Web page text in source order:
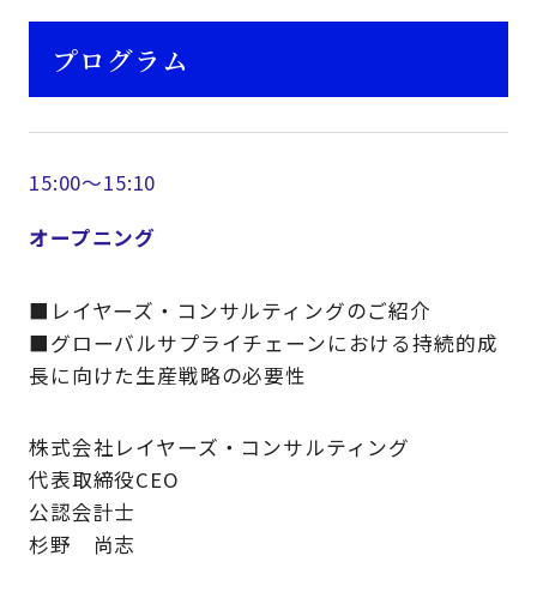
プログラム
15:00～15:10
オープニング
■レイヤーズ・コンサルティングのご紹介
■グローバルサプライチェーンにおける持続的成
長に向けた生産戦略の必要性
株式会社レイヤーズ・コンサルティング
代表取締役CEO
公認会計士
杉野 尚志